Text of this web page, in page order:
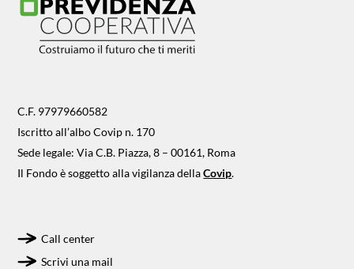
C.F. 97979660582
Iscritto all’albo Covip n. 170
Sede legale: Via C.B. Piazza, 8 – 00161, Roma
Il Fondo è soggetto alla vigilanza dellaCovip.
Call center
Scrivi una mail